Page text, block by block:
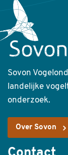
Sovon
landelijke
onderzoek.
Over Sovon